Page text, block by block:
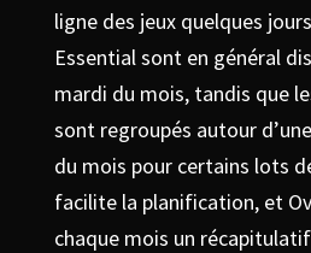
ligne des jeux quelques
Essential sont en général
mardi du mois, tandis que
sont regroupés autour
du mois pour certains lots
facilite la planification, et
chaque mois un